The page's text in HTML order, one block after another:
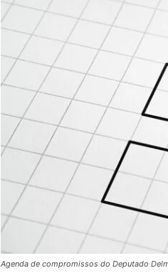
Agenda de compromissos do Deputado